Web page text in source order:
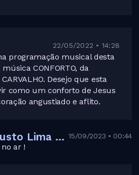
22/05/2022 • 14:28
programação musical desta
CONFORTO, da
Desejo que esta
como um conforto de Jesus
angustiado e aflito.
Nathan Augusto Lima dos Santos 15/09/2023 • 00:44
ar !